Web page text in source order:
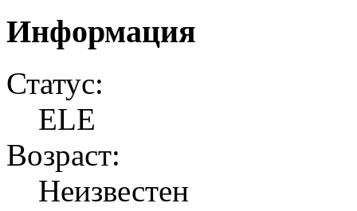
Информация
Статус:
ELE
Возраст:
Неизвестен